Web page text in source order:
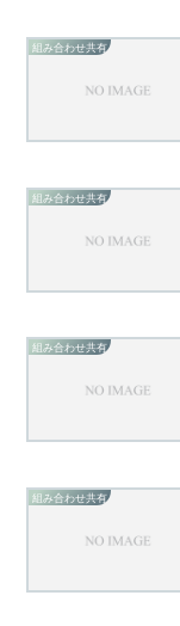
組み合わせ共有
組み合わせ共有
組み合わせ共有
組み合わせ共有